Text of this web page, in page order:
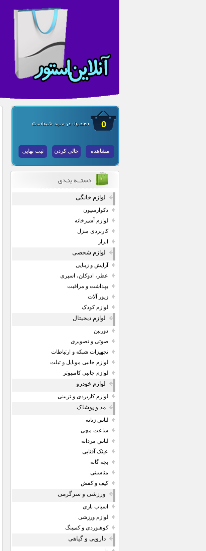
0
مشاهده خالی کردن ثبت نهایی
لوازم خانگی
دکوارسیون
لوازم آشپزخانه
کاربردی منزل
ابزار
لوازم شخصی
آرایش و زیبایی
عطر، ادوکلن، اسپری
بهداشت و مراقبت
زیور آلات
لوازم کودک
لوازم دیجیتال
دوربین
صوتی و تصویری
تجهیزات شبکه و ارتباطات
لوازم جانبی موبایل و تبلت
لوازم جانبی کامپیوتر
لوازم خودرو
لوازم کاربردی و تزیینی
مد و پوشاک
لباس زنانه
ساعت مچی
لباس مردانه
عینک آفتابی
بچه گانه
مناسبتی
کیف و کفش
ورزشی و سرگرمی
اسباب بازی
لوازم ورزشی
کوهنوردی و کمپینگ
دارویی و گیاهی